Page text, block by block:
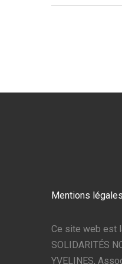
Mentions légales
Ce site web est
SOLIDARITÉS
YVELINES,